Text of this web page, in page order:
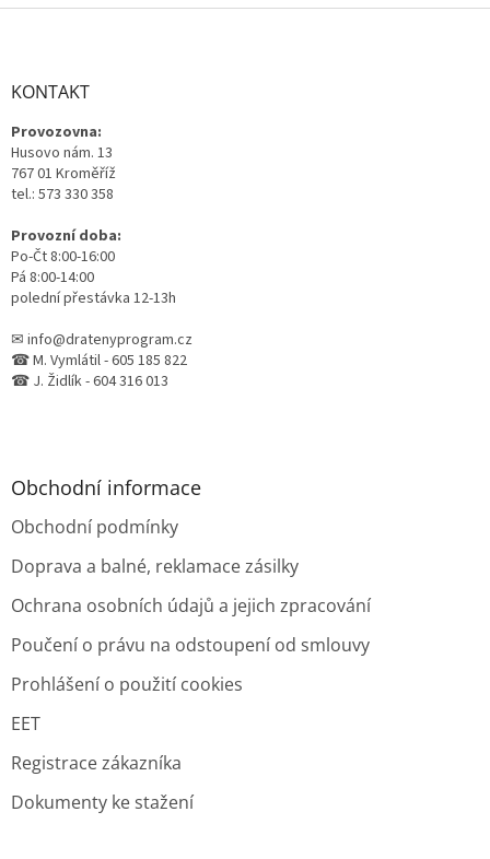
Z
KONTAKT
Provozovna:
Husovo nám. 13
767 01 Kroměříž
tel.: 573 330 358
Provozní doba:
Po-Čt 8:00-16:00
Pá 8:00-14:00
polední přestávka 12-13h
✉ info@dratenyprogram.cz
☎ M. Vymlátil - 605 185 822
☎ J. Židlík - 604 316 013
Obchodní informace
Obchodní podmínky
Doprava a balné, reklamace zásilky
Ochrana osobních údajů a jejich zpracování
Poučení o právu na odstoupení od smlouvy
Prohlášení o použití cookies
EET
Registrace zákazníka
Dokumenty ke stažení